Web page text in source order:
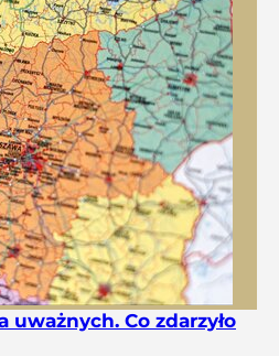
uważnych. Co zdarzyło